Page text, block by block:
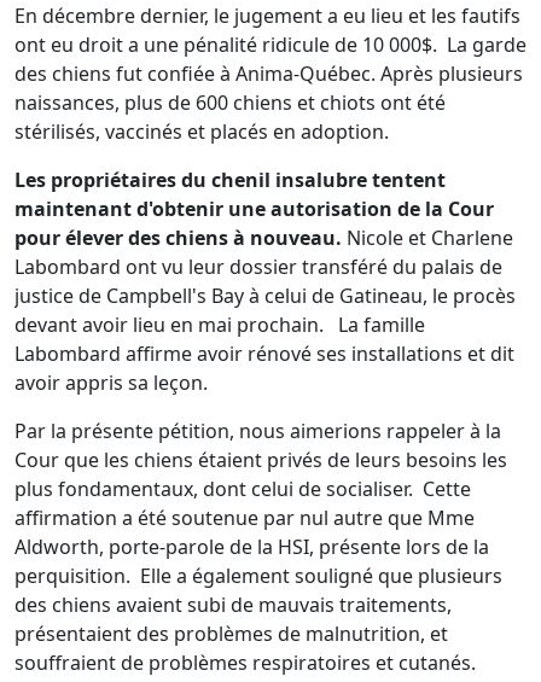
En décembre dernier, le jugement a eu lieu et les fautifs
ont eu droit a une pénalité ridicule de 10 000$. La garde
des chiens fut confiée à Anima-Québec. Après plusieurs
naissances, plus de 600 chiens et chiots ont été
stérilisés, vaccinés et placés en adoption.
Les propriétaires du chenil insalubre tentent
maintenant d'obtenir une autorisation de la Cour
pour élever des chiens à nouveau. Nicole et Charlene
Labombard ont vu leur dossier transféré du palais de
justice de Campbell's Bay à celui de Gatineau, le procès
devant avoir lieu en mai prochain. La famille
Labombard affirme avoir rénové ses installations et dit
avoir appris sa leçon.
Par la présente pétition, nous aimerions rappeler à la
Cour que les chiens étaient privés de leurs besoins les
plus fondamentaux, dont celui de socialiser. Cette
affirmation a été soutenue par nul autre que Mme
Aldworth, porte-parole de la HSI, présente lors de la
perquisition. Elle a également souligné que plusieurs
des chiens avaient subi de mauvais traitements,
présentaient des problèmes de malnutrition, et
souffraient de problèmes respiratoires et cutanés.